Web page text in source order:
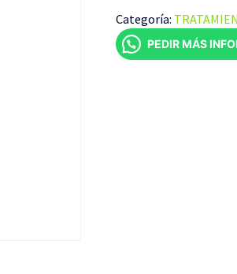
TIPO
TERRAMAR
TRATAMIENTO
Categoría:
PEDIR MÁS